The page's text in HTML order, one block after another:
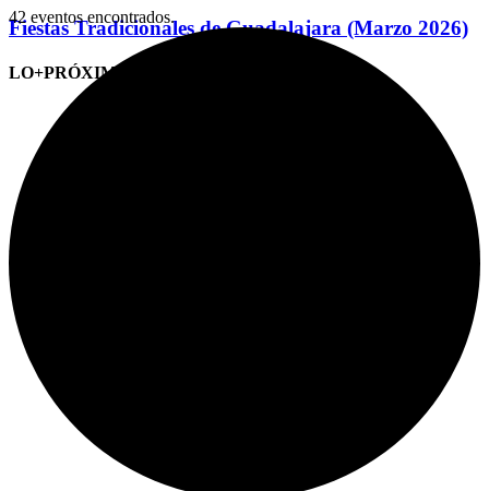
Fiestas Tradicionales de Guadalajara (Marzo 2026)
LO+PRÓXIMO (CITAS)
42 eventos encontrados.